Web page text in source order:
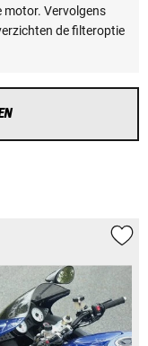
motor. Vervolgens
de filteroptie